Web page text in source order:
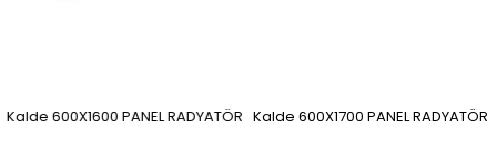
Kalde 600X1600 PANEL RADYATÖR Kalde 600X1700 PANEL RADYATÖR